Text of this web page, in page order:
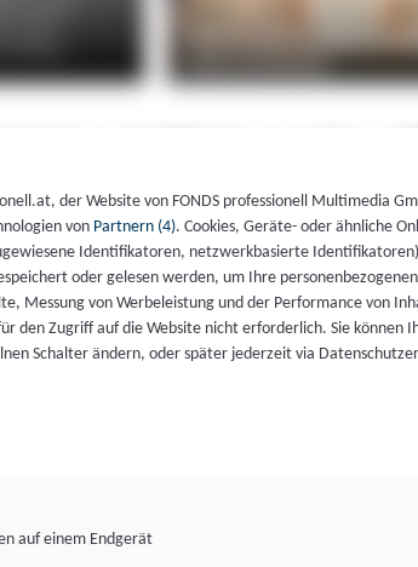
der Website von FONDS professionell Multimedia
von Partnern (4). Cookies, Geräte- oder ähnliche
Identifikatoren, netzwerkbasierte
oder gelesen werden, um Ihre
Messung von Werbeleistung und der Performance von
den Zugriff auf die Website nicht erforderlich. Sie können
Schalter ändern, oder später jederzeit via
auf einem Endgerät